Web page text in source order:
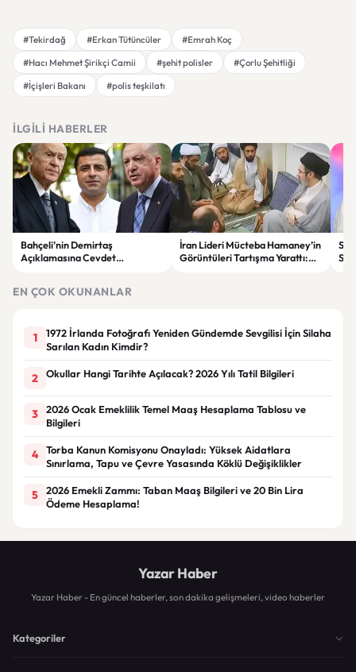
#Tekirdağ #Erkan Tütüncüler
#Emrah Koç
#Hacı Mehmet Şirikçi Camii
#şehit polisler
#Çorlu Şehitliği
#İçişleri Bakanı
#polis teşkilatı
İLGILI HABERLER
Bahçeli’nin Demirtaş
Açıklamasına Cevdet
İran Lideri Mücteba Hamaney’in
Görüntüleri Tartışma Yarattı:
EN ÇOK OKUNANLAR
1
1972 İrlanda Fotoğrafı Yeniden Gündemde Sevgilisi İçin Silaha
Sarılan Kadın Kimdir?
2 Okullar Hangi Tarihte Açılacak? 2026 Yılı Tatil Bilgileri
3
2026 Ocak Emeklilik Temel Maaş Hesaplama Tablosu ve
Bilgileri
4
Torba Kanun Komisyonu Onayladı: Yüksek Aidatlara
Sınırlama, Tapu ve Çevre Yasasında Köklü Değişiklikler
5
2026 Emekli Zammı: Taban Maaş Bilgileri ve 20 Bin Lira
Ödeme Hesaplama!
Yazar Haber
Yazar Haber - En güncel haberler, son dakika gelişmeleri, video haberler
Kategoriler